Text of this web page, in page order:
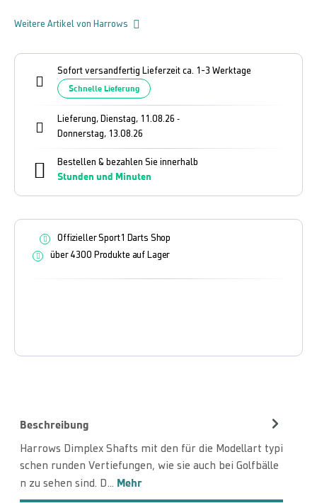
Beschreibung
Harrows Dimplex Shafts mit den für die Modellart typi
schen runden Vertiefungen, wie sie auch bei Golfbälle
n zu sehen sind. D… Mehr
Weitere Artikel von Harrows
Sofort versandfertig Lieferzeit ca. 1-3 Werktage
Schnelle Lieferung
Lieferung, Dienstag, 11.08.26 -
Donnerstag, 13.08.26
Bestellen & bezahlen Sie innerhalb
Stunden und Minuten
Offizieller Sport1 Darts Shop
über 4300 Produkte auf Lager